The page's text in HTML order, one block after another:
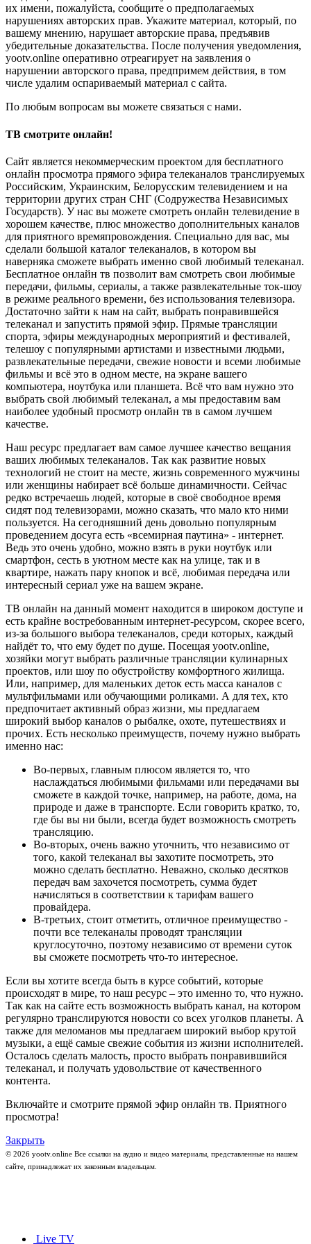
их имени, пожалуйста, сообщите о предполагаемых
нарушениях авторских прав. Укажите материал, который, по
вашему мнению, нарушает авторские права, предъявив
убедительные доказательства. После получения уведомления,
yootv.online оперативно отреагирует на заявления о
нарушении авторского права, предпримем действия, в том
числе удалим оспариваемый материал с сайта.
По любым вопросам вы можете связаться с нами.
ТВ смотрите онлайн!
Сайт является некоммерческим проектом для бесплатного
онлайн просмотра прямого эфира телеканалов транслируемых
Российским, Украинским, Белорусским телевидением и на
территории других стран СНГ (Содружества Независимых
Государств). У нас вы можете смотреть онлайн телевидение в
хорошем качестве, плюс множество дополнительных каналов
для приятного времяпровождения. Специально для вас, мы
сделали большой каталог телеканалов, в котором вы
наверняка сможете выбрать именно свой любимый телеканал.
Бесплатное онлайн тв позволит вам смотреть свои любимые
передачи, фильмы, сериалы, а также развлекательные ток-шоу
в режиме реального времени, без использования телевизора.
Достаточно зайти к нам на сайт, выбрать понравившейся
телеканал и запустить прямой эфир. Прямые трансляции
спорта, эфиры международных мероприятий и фестивалей,
телешоу с популярными артистами и известными людьми,
развлекательные передачи, свежие новости и всеми любимые
фильмы и всё это в одном месте, на экране вашего
компьютера, ноутбука или планшета. Всё что вам нужно это
выбрать свой любимый телеканал, а мы предоставим вам
наиболее удобный просмотр онлайн тв в самом лучшем
качестве.
Наш ресурс предлагает вам самое лучшее качество вещания
ваших любимых телеканалов. Так как развитие новых
технологий не стоит на месте, жизнь современного мужчины
или женщины набирает всё больше динамичности. Сейчас
редко встречаешь людей, которые в своё свободное время
сидят под телевизорами, можно сказать, что мало кто ними
пользуется. На сегодняшний день довольно популярным
проведением досуга есть «всемирная паутина» - интернет.
Ведь это очень удобно, можно взять в руки ноутбук или
смартфон, сесть в уютном месте как на улице, так и в
квартире, нажать пару кнопок и всё, любимая передача или
интересный сериал уже на вашем экране.
ТВ онлайн на данный момент находится в широком доступе и
есть крайне востребованным интернет-ресурсом, скорее всего,
из-за большого выбора телеканалов, среди которых, каждый
найдёт то, что ему будет по душе. Посещая yootv.online,
хозяйки могут выбрать различные трансляции кулинарных
проектов, или шоу по обустройству комфортного жилища.
Или, например, для маленьких деток есть масса каналов с
мультфильмами или обучающими роликами. А для тех, кто
предпочитает активный образ жизни, мы предлагаем
широкий выбор каналов о рыбалке, охоте, путешествиях и
прочих. Есть несколько преимуществ, почему нужно выбрать
именно нас:
Во-первых, главным плюсом является то, что
наслаждаться любимыми фильмами или передачами вы
сможете в каждой точке, например, на работе, дома, на
природе и даже в транспорте. Если говорить кратко, то,
где бы вы ни были, всегда будет возможность смотреть
трансляцию.
Во-вторых, очень важно уточнить, что независимо от
того, какой телеканал вы захотите посмотреть, это
можно сделать бесплатно. Неважно, сколько десятков
передач вам захочется посмотреть, сумма будет
начисляться в соответствии к тарифам вашего
провайдера.
В-третьих, стоит отметить, отличное преимущество -
почти все телеканалы проводят трансляции
круглосуточно, поэтому независимо от времени суток
вы сможете посмотреть что-то интересное.
Если вы хотите всегда быть в курсе событий, которые
происходят в мире, то наш ресурс – это именно то, что нужно.
Так как на сайте есть возможность выбрать канал, на котором
регулярно транслируются новости со всех уголков планеты. А
также для меломанов мы предлагаем широкий выбор крутой
музыки, а ещё самые свежие события из жизни исполнителей.
Осталось сделать малость, просто выбрать понравившийся
телеканал, и получать удовольствие от качественного
контента.
Включайте и смотрите прямой эфир онлайн тв. Приятного
просмотра!
Закрыть
© 2026 yootv.online Все ссылки на аудио и видео материалы, представленные на нашем
сайте, принадлежат их законным владельцам.
Live TV